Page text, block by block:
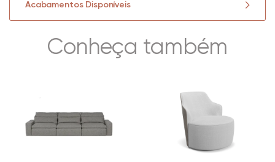
Acabamentos Disponíveis
Conheça também